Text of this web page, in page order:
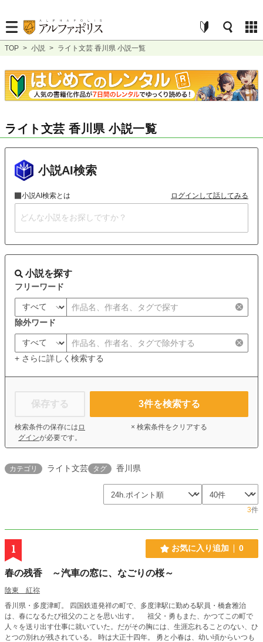
TOP > 小説 > ライト文芸 香川県 小説一覧
ライト文芸 香川県 小説一覧
小説AI検索
小説AI検索とは ログインして話してみる
小説を探す
フリーワード
除外ワード
+ さらに詳しく検索する
保存する
検索条件の保存には ロ
グインが必要です。
3件を検索する
× 検索条件をクリアする
カテゴリ ライト文芸 タグ 香川県
3件
1 お気に入り追加 0
春の残香 ～汽車の窓に、なごりの桜～
陰東 紅祢
香川県・多度津町。 四国鉄道発祥の町で、多度津駅に勤める駅員・橋倉雅治
は、春になるたび祖父のことを思い出す。 祖父・勇もまた、かつてこの町で
人々を送り出す仕事に就いていた。だがその胸には、生涯忘れることのない、ひ
とつの別れが残されている。 時は大正十四年。 勇と小春は、幼い頃からいつも